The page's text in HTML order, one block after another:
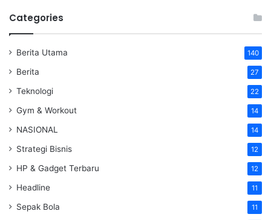
Categories
Berita Utama 140
Berita 27
Teknologi 22
Gym & Workout 14
NASIONAL 14
Strategi Bisnis 12
HP & Gadget Terbaru 12
Headline 11
Sepak Bola 11